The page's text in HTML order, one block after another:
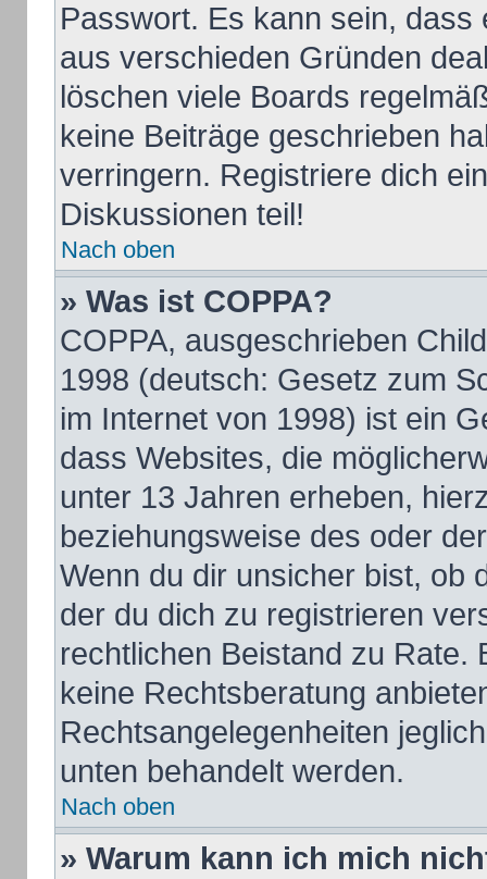
Passwort. Es kann sein,
aus verschieden Gründen
löschen viele Boards
keine Beiträge geschrieben
verringern. Registriere dich
Diskussionen teil!
Nach oben
» Was ist COPPA?
COPPA, ausgeschrieben
1998 (deutsch: Gesetz zum
im Internet von 1998) ist ein
dass Websites, die
unter 13 Jahren erheben,
beziehungsweise des oder
Wenn du dir unsicher bist, ob
der du dich zu registrieren
rechtlichen Beistand zu Rate.
keine Rechtsberatung
Rechtsangelegenheiten
unten behandelt werden.
Nach oben
» Warum kann ich mich